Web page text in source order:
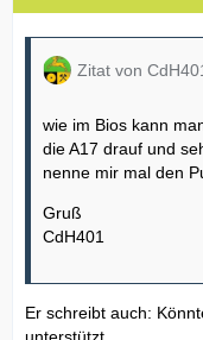
Zitat von
wie im Bios kann
die A17 drauf und
nenne mir mal den
Gruß
CdH401
Er schreibt auch: